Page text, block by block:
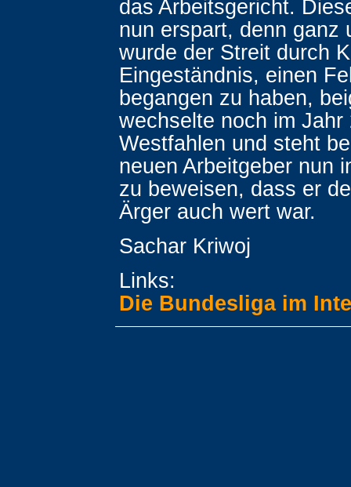
das Arbeitsgericht.
nun erspart, denn ganz
wurde der Streit durch
Eingeständnis, einen
begangen zu haben,
wechselte noch im Jahr
Westfahlen und steht
neuen Arbeitgeber nun
zu beweisen, dass er
Ärger auch wert war.
Sachar Kriwoj
Links:
Die Bundesliga im